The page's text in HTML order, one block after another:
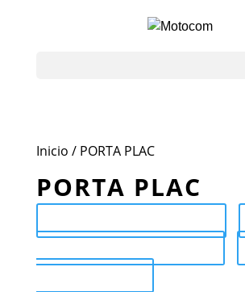
Inicio / PORTA PLAC
PORTA PLAC